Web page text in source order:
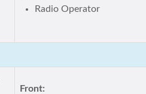
Radio Operator
Front: